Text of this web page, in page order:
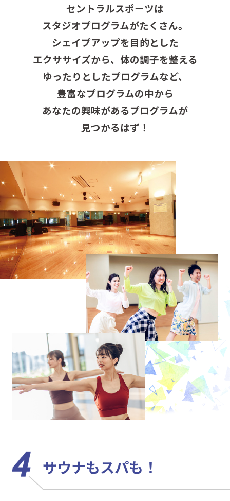
セントラルスポーツは
スタジオプログラムがたくさん。
シェイプアップを目的とした
エクササイズから、 体の調子を整える
ゆったりとしたプログラムなど、
豊富なプログラムの中から
あなたの興味があるプログラムが
見つかるはず！
サウナもスパも！